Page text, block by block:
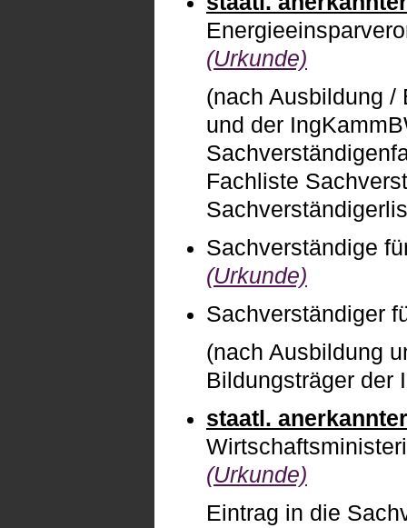
(Urkunde)
(nach Ausbildung /
und der
Fachliste
Sachverständige
(Urkunde)
Sachverständiger
(nach Ausbildung
Bildungsträger der
staatl. anerkannter
(Urkunde)
Eintrag in die